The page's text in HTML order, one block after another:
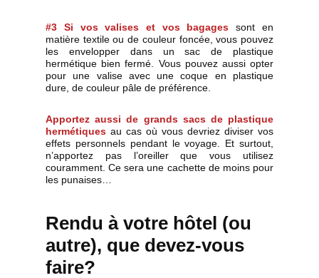
#3 Si vos valises et vos bagages sont en
matière textile ou de couleur foncée, vous pouvez
les envelopper dans un sac de plastique
hermétique bien fermé. Vous pouvez aussi opter
pour une valise avec une coque en plastique
dure, de couleur pâle de préférence.
Apportez aussi de grands sacs de plastique
hermétiques au cas où vous devriez diviser vos
effets personnels pendant le voyage. Et surtout,
n’apportez pas l’oreiller que vous utilisez
couramment. Ce sera une cachette de moins pour
les punaises…
Rendu à votre hôtel (ou
autre), que devez-vous
faire?